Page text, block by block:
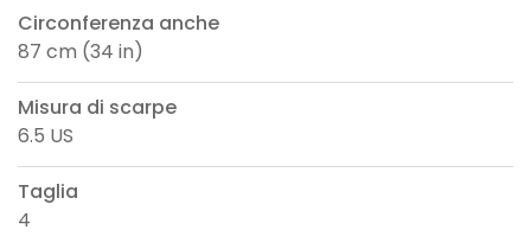
Circonferenza anche
87 cm (34 in)
Misura di scarpe
6.5 US
Taglia
4